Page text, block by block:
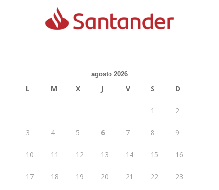
agosto 2026
L M X J V S D
1 2
3 4 5 6 7 8 9
10 11 12 13 14 15 16
17 18 19 20 21 22 23